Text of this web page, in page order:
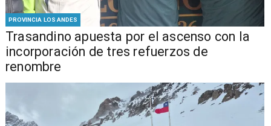
PROVINCIA LOS ANDES
Trasandino apuesta por el ascenso con la
incorporación de tres refuerzos de
renombre